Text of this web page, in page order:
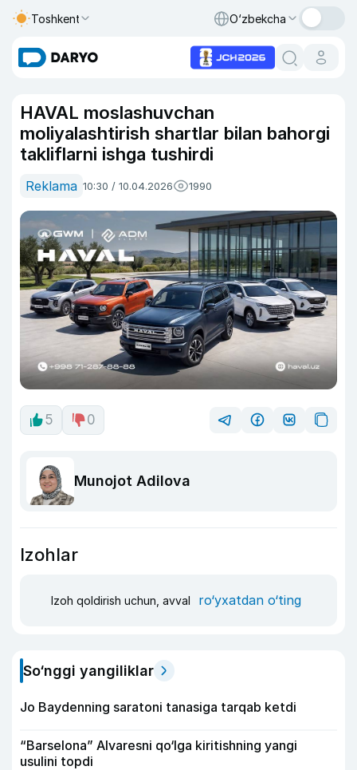
Toshkent O‘zbekcha
HAVAL moslashuvchan
moliyalashtirish shartlar bilan bahorgi
takliflarni ishga tushirdi
Reklama 10:30 / 10.04.2026 1990
5 0
Munojot Adilova
Izohlar
Izoh qoldirish uchun, avval ro‘yxatdan o‘ting
So‘nggi yangiliklar
Jo Baydenning saratoni tanasiga tarqab ketdi
“Barselona” Alvaresni qo‘lga kiritishning yangi
usulini topdi